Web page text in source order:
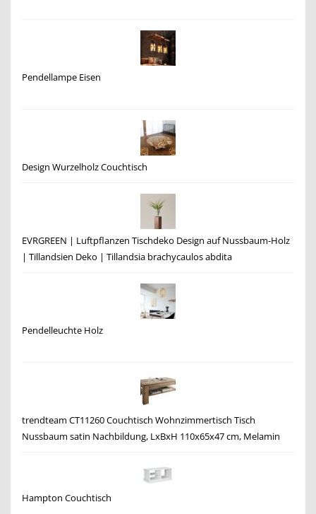
Pendellampe Eisen
Design Wurzelholz Couchtisch
EVRGREEN | Luftpflanzen Tischdeko Design auf Nussbaum-Holz
| Tillandsien Deko | Tillandsia brachycaulos abdita
Pendelleuchte Holz
trendteam CT11260 Couchtisch Wohnzimmertisch Tisch
Nussbaum satin Nachbildung, LxBxH 110x65x47 cm, Melamin
Hampton Couchtisch